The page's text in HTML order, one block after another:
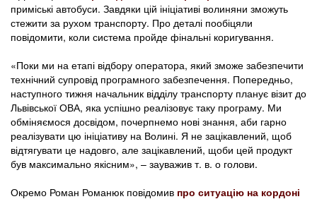
приміські автобуси. Завдяки цій ініціативі волиняни зможуть
стежити за рухом транспорту. Про деталі пообіцяли
повідомити, коли система пройде фінальні коригування.
«Поки ми на етапі відбору оператора, який зможе забезпечити
технічний супровід програмного забезпечення. Попередньо,
наступного тижня начальник відділу транспорту планує візит до
Львівської ОВА, яка успішно реалізовує таку програму. Ми
обміняємося досвідом, почерпнемо нові знання, аби гарно
реалізувати цю ініціативу на Волині. Я не зацікавлений, щоб
відтягувати це надовго, але зацікавлений, щоби цей продукт
був максимально якісним», – зауважив т. в. о голови.
Окремо Роман Романюк повідомив про ситуацію на кордоні